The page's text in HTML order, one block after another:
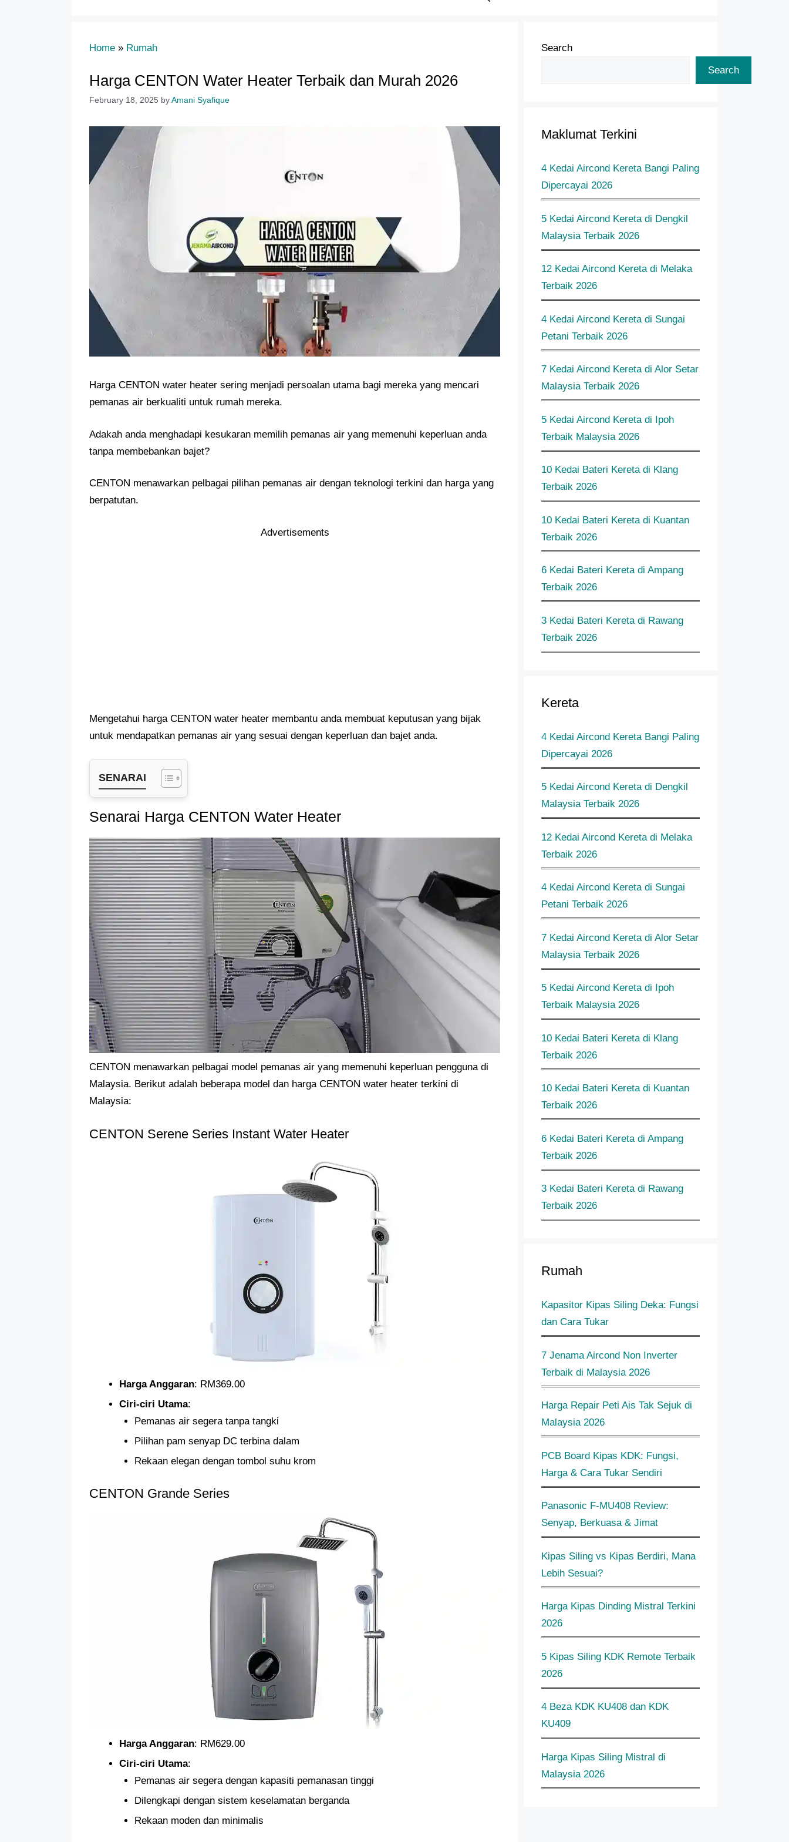
Home » Rumah
Harga CENTON Water Heater Terbaik dan Murah 2026
February 18, 2025 byAmani Syafique
Harga CENTON water heater sering menjadi persoalan utama bagi mereka yang mencari
pemanas air berkualiti untuk rumah mereka.
Adakah anda menghadapi kesukaran memilih pemanas air yang memenuhi keperluan anda
tanpa membebankan bajet?
CENTON menawarkan pelbagai pilihan pemanas air dengan teknologi terkini dan harga yang
berpatutan.
Advertisements
Mengetahui harga CENTON water heater membantu anda membuat keputusan yang bijak
untuk mendapatkan pemanas air yang sesuai dengan keperluan dan bajet anda.
SENARAI
Senarai Harga CENTON Water Heater
CENTON menawarkan pelbagai model pemanas air yang memenuhi keperluan pengguna di
Malaysia. Berikut adalah beberapa model dan harga CENTON water heater terkini di
Malaysia:
CENTON Serene Series Instant Water Heater
Harga Anggaran: RM369.00
Ciri-ciri Utama:
Pemanas air segera tanpa tangki
Pilihan pam senyap DC terbina dalam
Rekaan elegan dengan tombol suhu krom
CENTON Grande Series
Harga Anggaran: RM629.00
Ciri-ciri Utama:
Pemanas air segera dengan kapasiti pemanasan tinggi
Dilengkapi dengan sistem keselamatan berganda
Rekaan moden dan minimalis
Search
Search
Maklumat Terkini
4 Kedai Aircond Kereta Bangi Paling
Dipercayai 2026
5 Kedai Aircond Kereta di Dengkil
Malaysia Terbaik 2026
12 Kedai Aircond Kereta di Melaka
Terbaik 2026
4 Kedai Aircond Kereta di Sungai
Petani Terbaik 2026
7 Kedai Aircond Kereta di Alor Setar
Malaysia Terbaik 2026
5 Kedai Aircond Kereta di Ipoh
Terbaik Malaysia 2026
10 Kedai Bateri Kereta di Klang
Terbaik 2026
10 Kedai Bateri Kereta di Kuantan
Terbaik 2026
6 Kedai Bateri Kereta di Ampang
Terbaik 2026
3 Kedai Bateri Kereta di Rawang
Terbaik 2026
Kereta
4 Kedai Aircond Kereta Bangi Paling
Dipercayai 2026
5 Kedai Aircond Kereta di Dengkil
Malaysia Terbaik 2026
12 Kedai Aircond Kereta di Melaka
Terbaik 2026
4 Kedai Aircond Kereta di Sungai
Petani Terbaik 2026
7 Kedai Aircond Kereta di Alor Setar
Malaysia Terbaik 2026
5 Kedai Aircond Kereta di Ipoh
Terbaik Malaysia 2026
10 Kedai Bateri Kereta di Klang
Terbaik 2026
10 Kedai Bateri Kereta di Kuantan
Terbaik 2026
6 Kedai Bateri Kereta di Ampang
Terbaik 2026
3 Kedai Bateri Kereta di Rawang
Terbaik 2026
Rumah
Kapasitor Kipas Siling Deka: Fungsi
dan Cara Tukar
7 Jenama Aircond Non Inverter
Terbaik di Malaysia 2026
Harga Repair Peti Ais Tak Sejuk di
Malaysia 2026
PCB Board Kipas KDK: Fungsi,
Harga & Cara Tukar Sendiri
Panasonic F-MU408 Review:
Senyap, Berkuasa & Jimat
Kipas Siling vs Kipas Berdiri, Mana
Lebih Sesuai?
Harga Kipas Dinding Mistral Terkini
2026
5 Kipas Siling KDK Remote Terbaik
2026
4 Beza KDK KU408 dan KDK
KU409
Harga Kipas Siling Mistral di
Malaysia 2026